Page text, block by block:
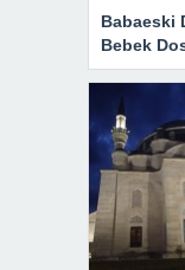
Babaeski
Bebek